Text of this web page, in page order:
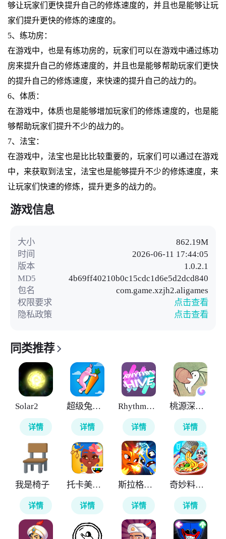
够让玩家们更快提升自己的修炼速度的，并且也是能够让玩
家们提升更快的修炼的速度的。
5、练功房：
在游戏中，也是有练功房的，玩家们可以在游戏中通过练功
房来提升自己的修炼速度的，并且也是能够帮助玩家们更快
的提升自己的修炼速度，来快速的提升自己的战力的。
6、体质：
在游戏中，体质也是能够增加玩家们的修炼速度的，也是能
够帮助玩家们提升不少的战力的。
7、法宝：
在游戏中，法宝也是比比较重要的，玩家们可以通过在游戏
中，来获取到法宝，法宝也是能够提升不少的修炼速度，来
让玩家们快速的修炼，提升更多的战力的。
游戏信息
大小
862.19M
时间
2026-06-11 17:44:05
版本
1.0.2.1
MD5
4b69ff40210b0c15cdc1d6e5d2dcd840
包名
com.game.xzjh2.aligames
权限要求
点击查看
隐私政策
点击查看
同类推荐
Solar2
详情
超级兔子人
详情
RhythmHive
详情
桃源深处有人家
详情
我是椅子
详情
托卡美发沙龙4
详情
斯拉格精灵一决雌雄2
详情
奇妙料理餐厅
详情